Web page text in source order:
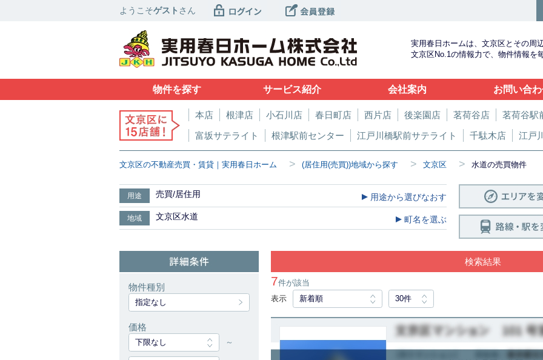
ようこそゲスト さん
実用春日ホームは、文京区とその周
文京区No.1の情報力で、物件情報を
物件を探す サービス紹介 会社案内 お問い合
本店 根津店 小石川店 春日町店 西片店 後楽園店 茗荷谷店
茗荷谷駅
富坂サテライト
根津駅前センター 江戸川橋駅前サテライト 千駄木店 江戸
文京区の不動産売買・賃貸｜実用春日ホーム > (居住用(売買))地域から探す > 文京区 > 水道の売買物件
用途 売買/居住用 用途から選びなおす
地域 文京区水道 町名を選ぶ
検索結果
7件が該当
表示
新着順 30件
物件種別
指定なし
価格
下限なし ～